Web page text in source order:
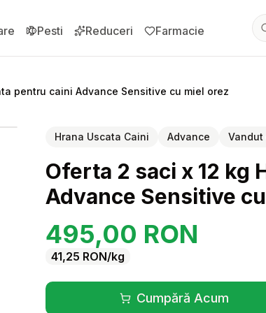
Pesti Reduceri Farmacie
pentru caini Advance Sensitive cu miel orez
Hrana Uscata Caini Advance Vandut
Oferta 2 saci x 12 kg
Advance Sensitive
495,00 RON
41,25 RON/kg
Cumpără Acum
(se deschide